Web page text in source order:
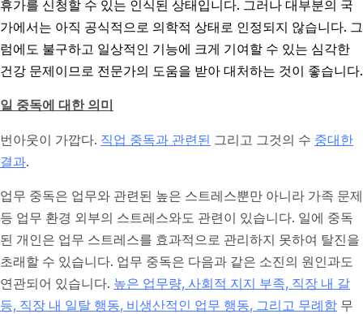
휴가를 신청할 수 있는 인식된 상태입니다. 그러나 대부분의 국
가에서는 아직 공식적으로 의학적 상태로 인정되지 않습니다. 그
럼에도 불구하고 일상적인 기능에 크게 기여할 수 있는 심각한
건강 문제이므로 전문가의 도움을 받아 대처하는 것이 좋습니다.
일 중독에 대한 의미
번아웃이 가깝다. 직업 중독과 관련된 그리고 그것의 수 중대한
결과.
업무 중독은 업무와 관련된 높은 스트레스뿐만 아니라 가족 문제
등 업무 환경 외부의 스트레스와도 관련이 있습니다. 일에 중독
된 개인은 업무 스트레스를 효과적으로 관리하지 못하여 탈진을
초래할 수 있습니다. 업무 중독은 다음과 같은 소진의 원인과도
연관되어 있습니다. 높은 업무량, 사회적 지지 부족, 직장 내 갈
등, 직장 내 일탈 행동, 비생산적인 업무 행동, 그리고 무례함 무